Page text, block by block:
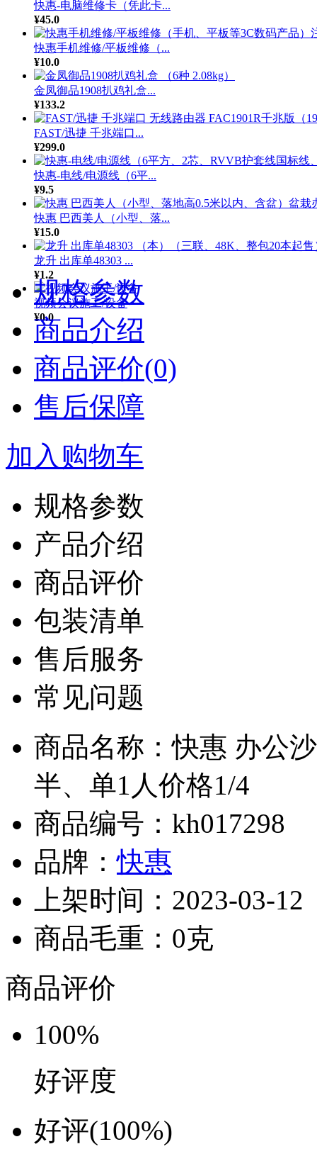
快惠-电脑维修卡（凭此卡...
¥45.0
快惠手机维修/平板维修（...
¥10.0
金凤御品1908扒鸡礼盒...
¥133.2
FAST/迅捷 千兆端口...
¥299.0
快惠-电线/电源线（6平...
¥9.5
快惠 巴西美人（小型、落...
¥15.0
龙升 出库单48303 ...
¥1.2
视频会议施工/设备
¥0.0
规格参数
商品介绍
商品评价(0)
售后保障
加入购物车
规格参数
产品介绍
商品评价
包装清单
售后服务
常见问题
商品名称：快惠 办公
半、单1人价格1/4
商品编号：kh017298
品牌：快惠
上架时间：2023-03-12
商品毛重：0克
商品评价
100%
好评度
好评(100%)